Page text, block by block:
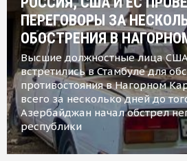
ПЕРЕГОВОРЫ ЗА
ОБОСТРЕНИЯ В
Высшие должностные лица
встретились в Стамбуле для
противостояния в Нагорном
всего за несколько дней до
Азербайджан начал обстрел
республики